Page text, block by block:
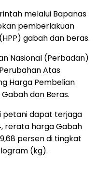
melalui Bapanas
pemberlakuan
gabah dan beras.
Nasional (Perbadan)
Atas
Harga Pembelian
dan Beras.
petani dapat terjaga
rerata harga Gabah
persen di tingkat
(kg).